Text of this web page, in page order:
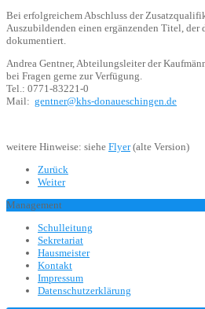
Bei erfolgreichem Abschluss der
Auszubildenden einen ergänzenden Titel,
dokumentiert.
Andrea Gentner, Abteilungsleiter der
bei Fragen gerne zur Verfügung.
Tel.: 0771-83221-0
Mail: gentner@khs-donaueschingen.de
weitere Hinweise: siehe Flyer(alte Version)
Zurück
Weiter
Management
Schulleitung
Sekretariat
Hausmeister
Kontakt
Impressum
Datenschutzerklärung